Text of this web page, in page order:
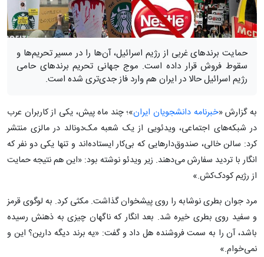
حمایت برندهای غربی از رژیم اسرائیل، آن‌ها را در مسیر تحریم‌ها و
سقوط فروش قرار داده است. موج جهانی تحریم برندهای حامی
رژیم اسرائیل حالا در ایران هم وارد فاز جدی‌تری شده است.
به گزارش «خبرنامه دانشجویان ایران»؛ چند ماه پیش، یکی از کاربران عرب
در شبکه‌های اجتماعی، ویدئویی از یک شعبه مک‌دونالد در مالزی منتشر
کرد: سالن خالی، صندوق‌دارهایی که بی‌کار ایستاده‌اند و تنها یکی دو نفر که
انگار با تردید سفارش می‌دهند. زیر ویدئو نوشته بود: «این هم نتیجه حمایت
از رژیم کودک‌کش.»
مرد جوان بطری نوشابه را روی پیشخوان گذاشت. مکثی کرد. به لوگوی قرمز
و سفید روی بطری خیره شد. بعد انگار که ناگهان چیزی به ذهنش رسیده
باشد، آن را به سمت فروشنده هل داد و گفت: «یه برند دیگه دارین؟ این و
نمی‌خوام.»